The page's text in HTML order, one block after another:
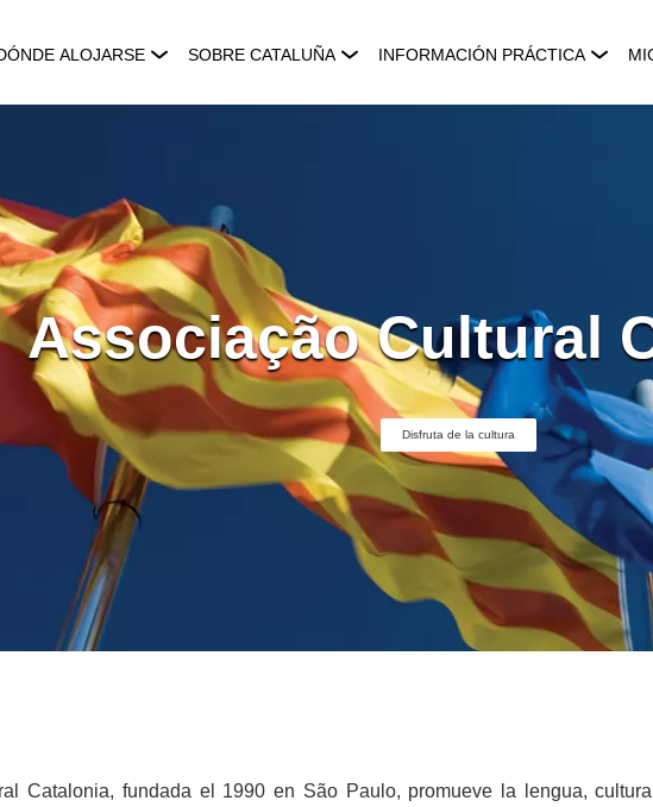
ALOJARSE SOBRE CATALUÑA INFORMACIÓN PRÁCTICA
Associação Cultural
Disfruta de la cultura
Catalonia, fundada el 1990 en São Paulo, promueve la lengua,